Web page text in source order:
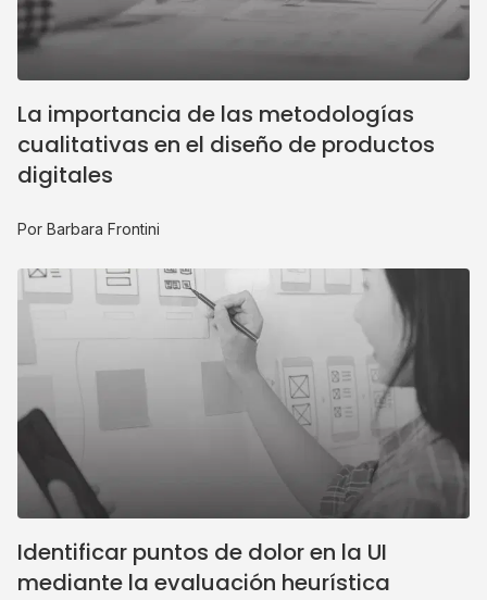
La importancia de las metodologías
cualitativas en el diseño de productos
digitales
Por Barbara Frontini
Identificar puntos de dolor en la UI
mediante la evaluación heurística